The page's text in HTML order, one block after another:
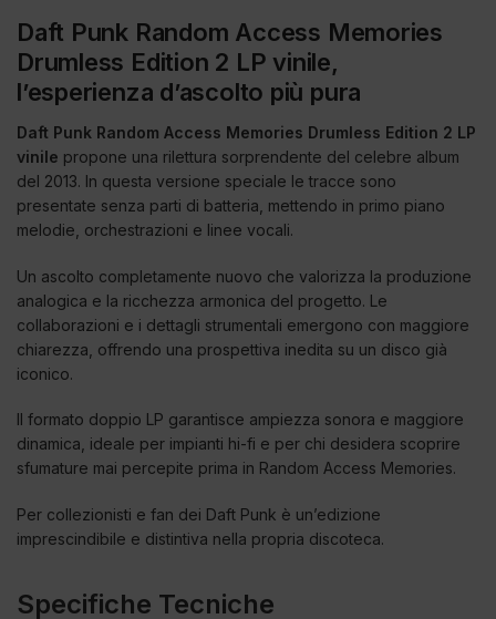
Daft Punk Random Access Memories
Drumless Edition 2 LP vinile,
l’esperienza d’ascolto più pura
Daft Punk Random Access Memories Drumless Edition 2 LP
vinile propone una rilettura sorprendente del celebre album
del 2013. In questa versione speciale le tracce sono
presentate senza parti di batteria, mettendo in primo piano
melodie, orchestrazioni e linee vocali.
Un ascolto completamente nuovo che valorizza la produzione
analogica e la ricchezza armonica del progetto. Le
collaborazioni e i dettagli strumentali emergono con maggiore
chiarezza, offrendo una prospettiva inedita su un disco già
iconico.
Il formato doppio LP garantisce ampiezza sonora e maggiore
dinamica, ideale per impianti hi-fi e per chi desidera scoprire
sfumature mai percepite prima in Random Access Memories.
Per collezionisti e fan dei Daft Punk è un’edizione
imprescindibile e distintiva nella propria discoteca.
Specifiche Tecniche